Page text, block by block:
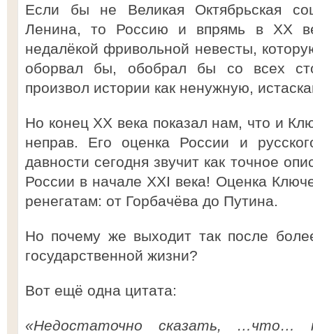
Если бы не Великая Октябрьская
Ленина, то Россию и впрямь в ХХ
недалёкой фривольной невесты,
оборвал бы, обобрал бы со всех
произвол истории как ненужную,
Но конец ХХ века показал нам, что и
неправ. Его оценка России и
давности сегодня звучит как точное
России в начале XXI века! Оценка
ренегатам: от Горбачёва до Путина.
Но почему же выходит так после
государственной жизни?
Вот ещё одна цитата:
«Недостаточно сказать, …что…